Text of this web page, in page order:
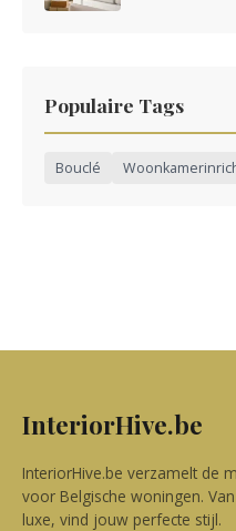
Populaire Tags
Bouclé
InteriorHive.be
InteriorHive.be verzamelt de
voor Belgische woningen.
luxe, vind jouw perfecte stijl.